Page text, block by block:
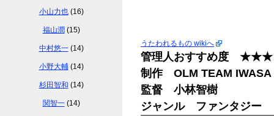
うたわれるもの wikiへ
管理人おすすめ度 ★★★
制作 OLM TEAM IWASA
監督 小林智樹
ジャンル ファンタジー
小山力也(16)
福山潤 (15)
中村悠一(14)
小野大輔(14)
杉田智和 (14)
関智一(14)